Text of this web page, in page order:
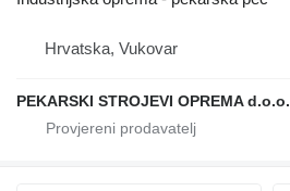
Hrvatska, Vukovar
PEKARSKI STROJEVI OPREMA d.o.o.